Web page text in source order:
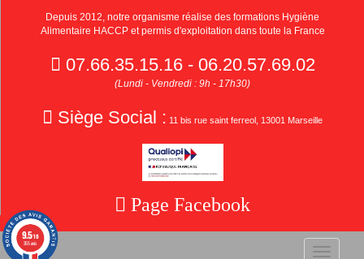
Depuis 2012, notre organisme réalise des formations Hygiène
Alimentaire HACCP et permis d'exploitation dans toute la France
07.66.35.15.16 - 06.20.57.69.02
(Lundi - Vendredi : 9h - 17h30)
Siège Social : 11 bis rue saint ferreol, 13001 Marseille
Page Facebook
Toggle
9.5/10
355 avis